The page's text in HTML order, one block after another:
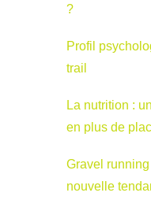
?
Profil
trail
La nutrition :
en plus de
Gravel
nouvelle